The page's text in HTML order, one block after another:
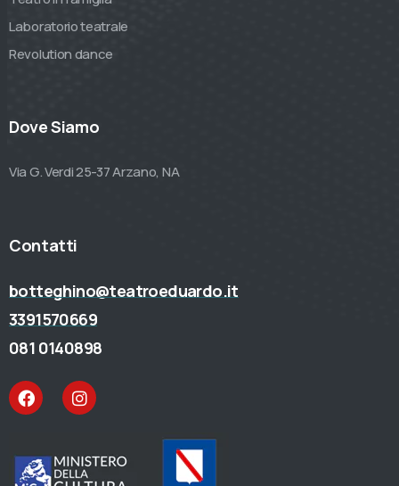
Laboratorio teatrale
Revolution dance
Dove Siamo
Via G. Verdi 25-37 Arzano, NA
Contatti
botteghino@teatroeduardo.it
3391570669
081 0140898